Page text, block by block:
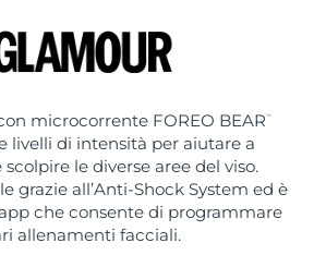
microcorrente FOREO BEAR ™
livelli di intensità per aiutare a
scolpire le diverse aree del viso.
grazie all’Anti-Shock System ed è
che consente di programmare
allenamenti facciali.